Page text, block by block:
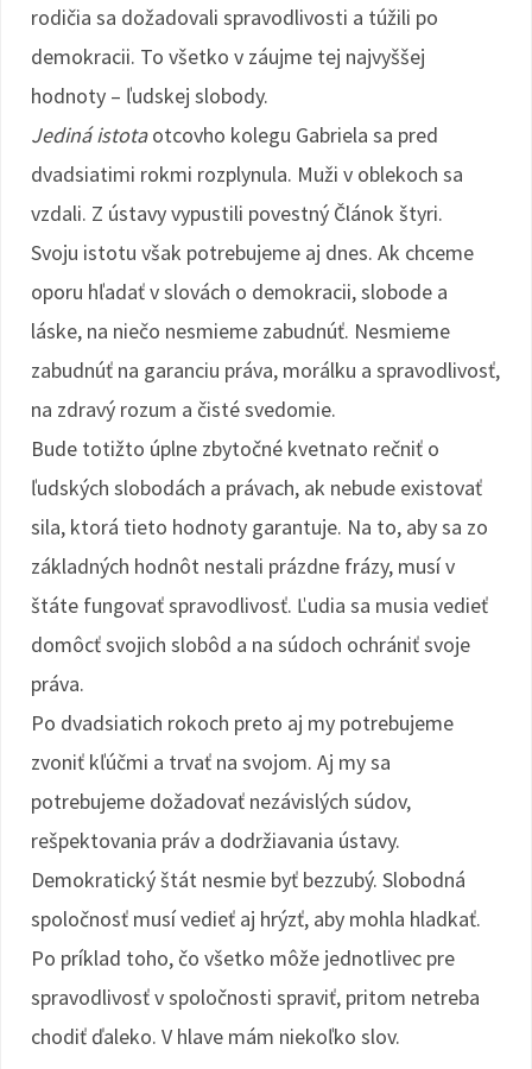
rodičia sa dožadovali spravodlivosti a túžili po
demokracii. To všetko v záujme tej najvyššej
hodnoty – ľudskej slobody.
Jediná istotaotcovho kolegu Gabriela sa pred
dvadsiatimi rokmi rozplynula. Muži v oblekoch sa
vzdali. Z ústavy vypustili povestný Článok štyri.
Svoju istotu však potrebujeme aj dnes. Ak chceme
oporu hľadať v slovách o demokracii, slobode a
láske, na niečo nesmieme zabudnúť. Nesmieme
zabudnúť na garanciu práva, morálku a spravodlivosť,
na zdravý rozum a čisté svedomie.
Bude totižto úplne zbytočné kvetnato rečniť o
ľudských slobodách a právach, ak nebude existovať
sila, ktorá tieto hodnoty garantuje. Na to, aby sa zo
základných hodnôt nestali prázdne frázy, musí v
štáte fungovať spravodlivosť. Ľudia sa musia vedieť
domôcť svojich slobôd a na súdoch ochrániť svoje
práva.
Po dvadsiatich rokoch preto aj my potrebujeme
zvoniť kľúčmi a trvať na svojom. Aj my sa
potrebujeme dožadovať nezávislých súdov,
rešpektovania práv a dodržiavania ústavy.
Demokratický štát nesmie byť bezzubý. Slobodná
spoločnosť musí vedieť aj hrýzť, aby mohla hladkať.
Po príklad toho, čo všetko môže jednotlivec pre
spravodlivosť v spoločnosti spraviť, pritom netreba
chodiť ďaleko. V hlave mám niekoľko slov.